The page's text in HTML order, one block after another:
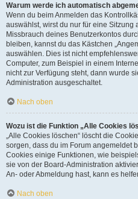
Warum werde ich automatisch
Wenn du beim Anmelden das
auswählst, wirst du nur für eine Sitzung
Missbrauch deines Benutzerkontos
bleiben, kannst du das Kästchen
auswählen. Dies ist nicht
Computer, zum Beispiel in einem
nicht zur Verfügung steht, dann wurde
Administration ausgeschaltet.
Nach oben
Wozu ist die Funktion „Alle Cookies
„Alle Cookies löschen“ löscht die
sorgen, dass du im Forum angemeldet
Cookies einige Funktionen, wie
sie von der Board-Administration
An- oder Abmeldung hast, kann es
Nach oben